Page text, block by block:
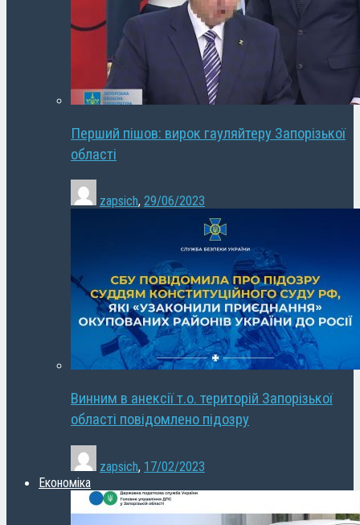
Перший пішов: вирок гауляйтеру Запорізької
області
zapsich, 29/06/2023
Винним в анексії т.о. територій Запорізької
області повідомлено підозру
zapsich, 17/02/2023
Економіка